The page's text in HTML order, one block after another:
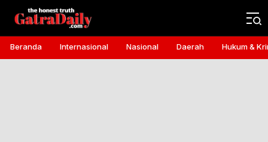
Gatra Daily
the honest truth
Beranda Internasional Nasional Daerah Hukum &